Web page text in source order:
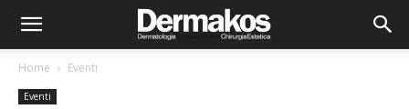
Home Eventi
Eventi